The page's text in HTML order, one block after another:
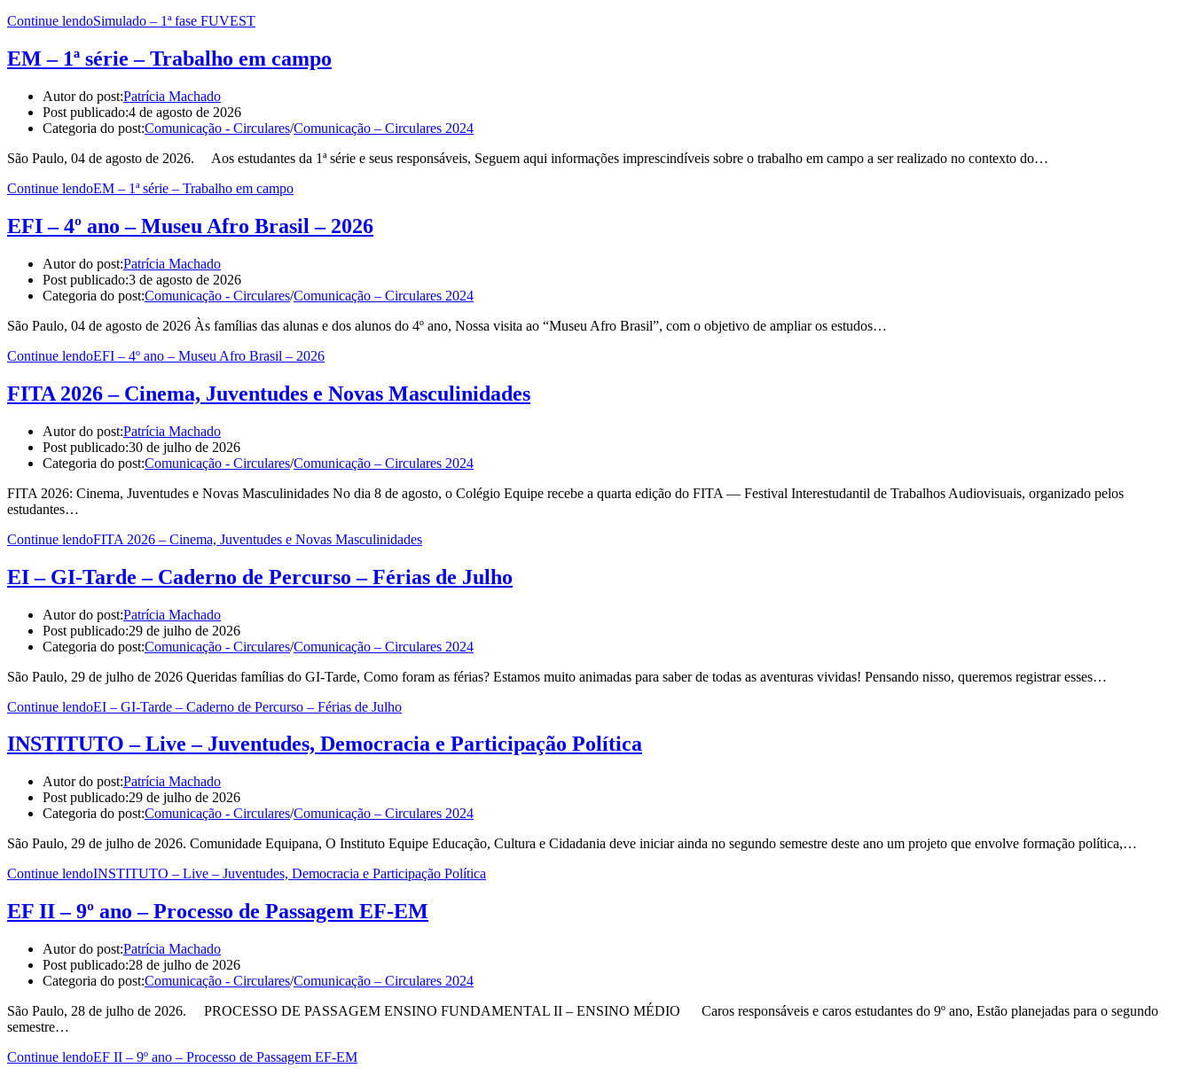
Continue lendoSimulado – 1ª fase FUVEST
EM – 1ª série – Trabalho em campo
Autor do post:Patrícia Machado
Post publicado:4 de agosto de 2026
Categoria do post:Comunicação - Circulares/Comunicação – Circulares 2024
São Paulo, 04 de agosto de 2026. Aos estudantes da 1ª série e seus responsáveis, Seguem aqui informações imprescindíveis sobre o trabalho em campo a ser realizado no contexto do…
Continue lendoEM – 1ª série – Trabalho em campo
EFI – 4º ano – Museu Afro Brasil – 2026
Autor do post:Patrícia Machado
Post publicado:3 de agosto de 2026
Categoria do post:Comunicação - Circulares/Comunicação – Circulares 2024
São Paulo, 04 de agosto de 2026 Às famílias das alunas e dos alunos do 4º ano, Nossa visita ao “Museu Afro Brasil”, com o objetivo de ampliar os estudos…
Continue lendoEFI – 4º ano – Museu Afro Brasil – 2026
FITA 2026 – Cinema, Juventudes e Novas Masculinidades
Autor do post:Patrícia Machado
Post publicado:30 de julho de 2026
Categoria do post:Comunicação - Circulares/Comunicação – Circulares 2024
FITA 2026: Cinema, Juventudes e Novas Masculinidades No dia 8 de agosto, o Colégio Equipe recebe a quarta edição do FITA — Festival Interestudantil de Trabalhos Audiovisuais, organizado pelos
estudantes…
Continue lendoFITA 2026 – Cinema, Juventudes e Novas Masculinidades
EI – GI-Tarde – Caderno de Percurso – Férias de Julho
Autor do post:Patrícia Machado
Post publicado:29 de julho de 2026
Categoria do post:Comunicação - Circulares/Comunicação – Circulares 2024
São Paulo, 29 de julho de 2026 Queridas famílias do GI-Tarde, Como foram as férias? Estamos muito animadas para saber de todas as aventuras vividas! Pensando nisso, queremos registrar esses…
Continue lendoEI – GI-Tarde – Caderno de Percurso – Férias de Julho
INSTITUTO – Live – Juventudes, Democracia e Participação Política
Autor do post:Patrícia Machado
Post publicado:29 de julho de 2026
Categoria do post:Comunicação - Circulares/Comunicação – Circulares 2024
São Paulo, 29 de julho de 2026. Comunidade Equipana, O Instituto Equipe Educação, Cultura e Cidadania deve iniciar ainda no segundo semestre deste ano um projeto que envolve formação política,…
Continue lendoINSTITUTO – Live – Juventudes, Democracia e Participação Política
EF II – 9º ano – Processo de Passagem EF-EM
Autor do post:Patrícia Machado
Post publicado:28 de julho de 2026
Categoria do post:Comunicação - Circulares/Comunicação – Circulares 2024
São Paulo, 28 de julho de 2026. PROCESSO DE PASSAGEM ENSINO FUNDAMENTAL II – ENSINO MÉDIO Caros responsáveis e caros estudantes do 9º ano, Estão planejadas para o segundo
semestre…
Continue lendoEF II – 9º ano – Processo de Passagem EF-EM